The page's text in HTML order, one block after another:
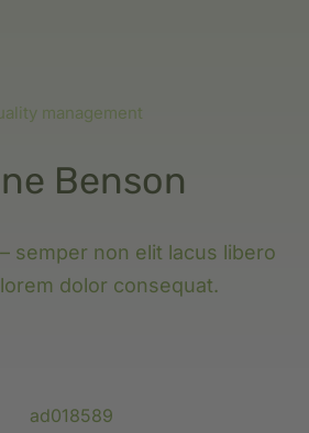
management
Benson
semper non elit lacus libero
dolor consequat.